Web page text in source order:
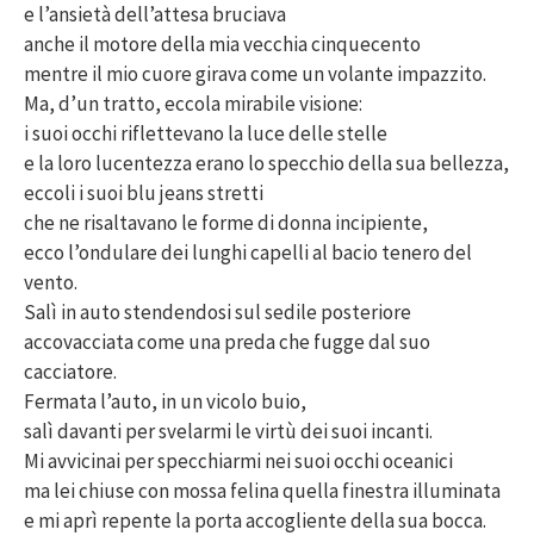
e l’ansietà dell’attesa bruciava
anche il motore della mia vecchia cinquecento
mentre il mio cuore girava come un volante impazzito.
Ma, d’un tratto, eccola mirabile visione:
i suoi occhi riflettevano la luce delle stelle
e la loro lucentezza erano lo specchio della sua bellezza,
eccoli i suoi blu jeans stretti
che ne risaltavano le forme di donna incipiente,
ecco l’ondulare dei lunghi capelli al bacio tenero del
vento.
Salì in auto stendendosi sul sedile posteriore
accovacciata come una preda che fugge dal suo
cacciatore.
Fermata l’auto, in un vicolo buio,
salì davanti per svelarmi le virtù dei suoi incanti.
Mi avvicinai per specchiarmi nei suoi occhi oceanici
ma lei chiuse con mossa felina quella finestra illuminata
e mi aprì repente la porta accogliente della sua bocca.